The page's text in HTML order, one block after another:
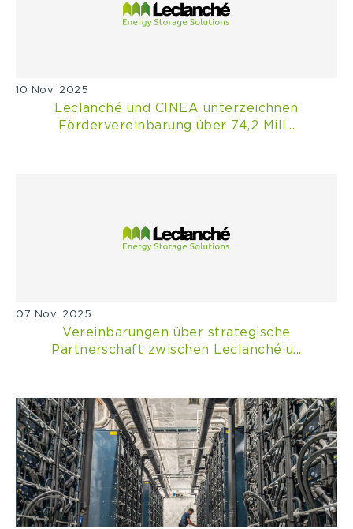
10 Nov. 2025
Leclanché und CINEA unterzeichnen
Fördervereinbarung über 74,2 Mill...
07 Nov. 2025
Vereinbarungen über strategische
Partnerschaft zwischen Leclanché u...